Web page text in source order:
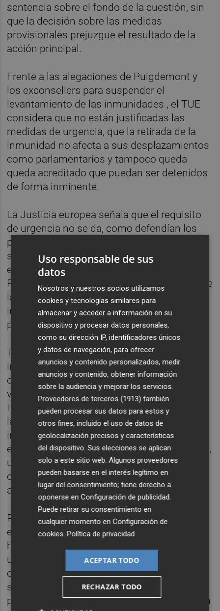
sentencia sobre el fondo de la cuestión, sin
que la decisión sobre las medidas
provisionales prejuzgue el resultado de la
acción principal.
Frente a las alegaciones de Puigdemont y
los exconsellers para suspender el
levantamiento de las inmunidades , el TUE
considera que no están justificadas las
medidas de urgencia, que la retirada de la
inmunidad no afecta a sus desplazamientos
como parlamentarios y tampoco queda
queda acreditado que puedan ser detenidos
de forma inminente.
La Justicia europea señala que el requisito
de urgencia no se da, como defendían los
políticos independentistas, y defiende que
sólo cabe tomar en consideración "los
efectos objetivos de las decisiones" del
Parlamento Europeo y no la interpretación de
las decisiones que hacen los políticos
independentistas, "que resulta más lesiva
para sus derechos".
Tampoco percibe que la retirada de la
inmunidad afecte a sus desplazamientos
como eurodiputados, en concreto a los
viajes hasta la sede de Estrasburgo, en
Francia. "Pueden desplazarse para asistir a
las reuniones del Parlamento y no pueden
invocar válidamente, para acreditar la
existencia de un perjuicio grave e irreparable,
un supuesto riesgo de ser detenidos,
concretamente en Francia", ha indicado el
auto.
Por último, el TUE considera que el
expresidente catalán y los exconsellers no
han demostrado que pudieran ser objeto de
una "detención inminente", al tener que
concurrir distintos factores. En primer lugar,
su entrega a las autoridades españoles y su
posible detención no está demostrada en un
Uso responsable de sus
datos
Nosotros y nuestros socios utilizamos
cookies y tecnologías similares para
almacenar y acceder a información en su
dispositivo y procesar datos personales,
como su dirección IP, identificadores únicos
y datos de navegación, para ofrecer
anuncios y contenido personalizados, medir
anuncios y contenido, obtener información
sobre la audiencia y mejorar los servicios.
Proveedores de terceros (1913) también
pueden procesar sus datos para estos y
otros fines, incluido el uso de datos de
geolocalización precisos y características
del dispositivo. Sus elecciones se aplican
solo a este sitio web. Algunos proveedores
pueden basarse en el interés legítimo en
lugar del consentimiento; tiene derecho a
oponerse enConfiguración de publicidad
Puede retirar su consentimiento en
cualquier momento enConfiguración de
cookies .Política de privacidad
ACEPTAR TODO
RECHAZAR TODO